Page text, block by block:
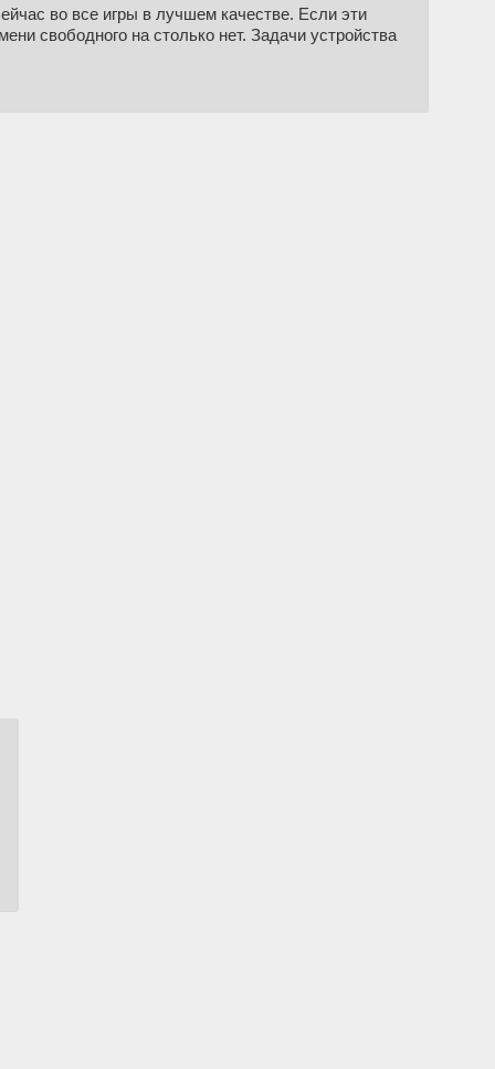
во все игры в лучшем качестве. Если эти
свободного на столько нет. Задачи устройства